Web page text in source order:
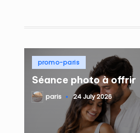
Posted
in
promo-paris
Séance photo à offrir
Postedparis 24 July 2026